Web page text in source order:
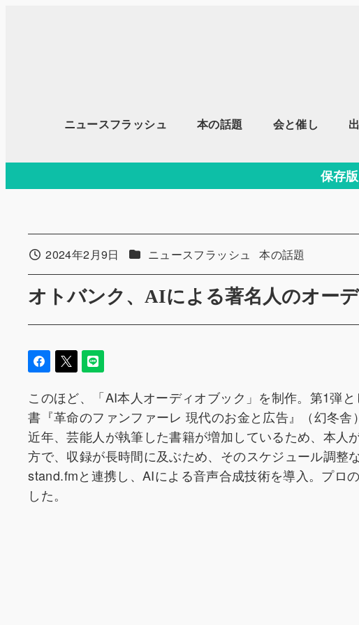
移
ニュースフラッシュ 本の話題 会と催し
保存
オトバンク、AIによる著名人のオー
投稿日2024年2月9日 カテゴリー
ニュースフラッシュ カテゴリー
本の話題
このほど、「AI本人オーディオブック」を制作。第1弾
書『革命のファンファーレ 現代のお金と広告』（幻冬舎
近年、芸能人が執筆した書籍が増加しているため、本
方で、収録が長時間に及ぶため、そのスケジュール調整
stand.fmと連携し、AIによる音声合成技術を導入。プロ
した。